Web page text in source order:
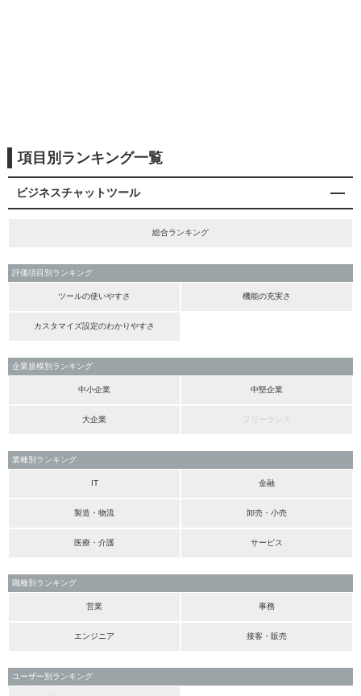
項目別ランキング一覧
ビジネスチャットツール
総合ランキング
評価項目別ランキング
ツールの使いやすさ 機能の充実さ
カスタマイズ設定のわかりやすさ
企業規模別ランキング
中小企業 中堅企業
大企業 フリーランス
業種別ランキング
IT 金融
製造・物流 卸売・小売
医療・介護 サービス
職種別ランキング
営業 事務
エンジニア 接客・販売
ユーザー別ランキング